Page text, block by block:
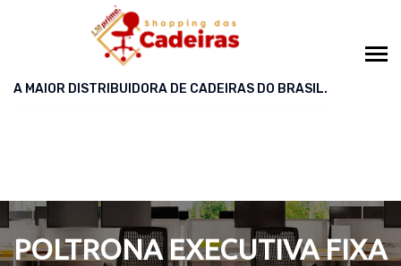
A MAIOR DISTRIBUIDORA DE CADEIRAS DO BRASIL.
POLTRONA EXECUTIVA FIXA